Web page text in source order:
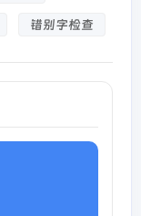
过滤，满足不同
词审查或格式检
错别字检查